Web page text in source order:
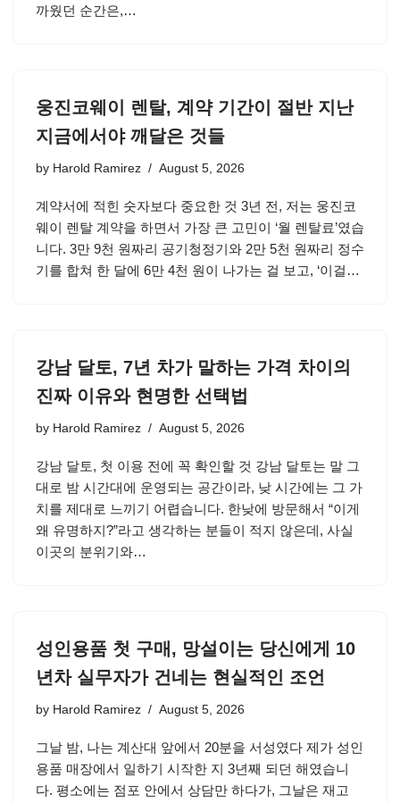
까웠던 순간은,…
웅진코웨이 렌탈, 계약 기간이 절반 지난
지금에서야 깨달은 것들
by Harold Ramirez August 5, 2026
계약서에 적힌 숫자보다 중요한 것 3년 전, 저는 웅진코
웨이 렌탈 계약을 하면서 가장 큰 고민이 ‘월 렌탈료’였습
니다. 3만 9천 원짜리 공기청정기와 2만 5천 원짜리 정수
기를 합쳐 한 달에 6만 4천 원이 나가는 걸 보고, ‘이걸…
강남 달토, 7년 차가 말하는 가격 차이의
진짜 이유와 현명한 선택법
by Harold Ramirez August 5, 2026
강남 달토, 첫 이용 전에 꼭 확인할 것 강남 달토는 말 그
대로 밤 시간대에 운영되는 공간이라, 낮 시간에는 그 가
치를 제대로 느끼기 어렵습니다. 한낮에 방문해서 “이게
왜 유명하지?”라고 생각하는 분들이 적지 않은데, 사실
이곳의 분위기와…
성인용품 첫 구매, 망설이는 당신에게 10
년차 실무자가 건네는 현실적인 조언
by Harold Ramirez August 5, 2026
그날 밤, 나는 계산대 앞에서 20분을 서성였다 제가 성인
용품 매장에서 일하기 시작한 지 3년째 되던 해였습니
다. 평소에는 점포 안에서 상담만 하다가, 그날은 재고